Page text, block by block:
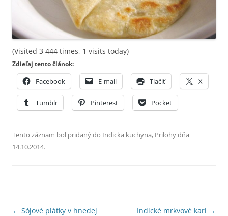
(Visited 3 444 times, 1 visits today)
Zdieľaj tento článok:
Facebook E-mail Tlačiť X
Tumblr Pinterest Pocket
Tento záznam bol pridaný do Indicka kuchyna, Prilohydňa
14.10.2014.
Navigácia
← Sójové plátky v hnedej
Indické mrkvové kari →